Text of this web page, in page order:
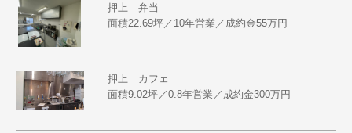
押上 弁当
面積22.69坪／10年営業／成約金55万円
押上 カフェ
面積9.02坪／0.8年営業／成約金300万円